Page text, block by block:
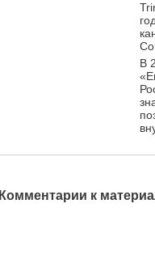
В
Комментарии к